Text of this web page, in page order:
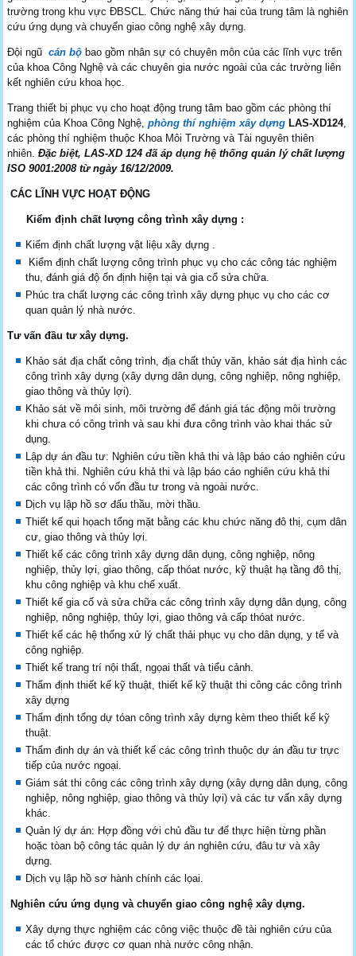
trường trong khu vực ĐBSCL. Chức năng thứ hai của trung tâm là nghiên
cứu ứng dụng và chuyển giao công nghệ xây dựng.
Đội ngũcán bộ bao gồm nhân sự có chuyên môn của các lĩnh vực trên
của khoa Công Nghệ và các chuyên gia nước ngoài của các trường liên
kết nghiên cứu khoa học.
Trang thiết bị phục vụ cho hoạt động trung tâm bao gồm các phòng thí
nghiệm của Khoa Công Nghệ,phòng thí nghiệm xây dựng LAS-XD124,
các phòng thí nghiệm thuộc Khoa Môi Trường và Tài nguyên thiên
nhiên.Đặc biệt, LAS-XD 124 đã áp dụng hệ thống quản lý chất lượng
ISO 9001:2008 từ ngày 16/12/2009.
CÁC LĨNH VỰC HOẠT ĐỘNG
Kiểm định chất lượng công trình xây dựng :
Kiểm định chất lượng vật liệu xây dựng .
Kiểm định chất lượng công trình phục vụ cho các công tác nghiệm
thu, đánh giá độ ổn định hiện tại và gia cố sửa chữa.
Phúc tra chất lượng các công trình xây dựng phục vụ cho các cơ
quan quản lý nhà nước.
Tư vấn đầu tư xây dựng.
Khảo sát địa chất công trình, địa chất thủy văn, khảo sát địa hình các
công trình xây dựng (xây dựng dân dụng, công nghiệp, nông nghiệp,
giao thông và thủy lợi).
Khảo sát về môi sinh, môi trường để đánh giá tác động môi trường
khi chưa có công trình và sau khi đưa công trình vào khai thác sử
dụng.
Lập dự án đầu tư: Nghiên cứu tiền khả thi và lập báo cáo nghiên cứu
tiền khả thi. Nghiên cứu khả thi và lập báo cáo nghiên cứu khả thi
các công trình có vốn đầu tư trong và ngoài nước.
Dịch vụ lập hồ sơ đấu thầu, mời thầu.
Thiết kế qui họach tổng mặt bằng các khu chức năng đô thị, cụm dân
cư, giao thông và thủy lợi.
Thiết kế các công trình xây dựng dân dụng, công nghiệp, nông
nghiệp, thủy lợi, giao thông, cấp thóat nước, kỹ thuật hạ tầng đô thị,
khu công nghiệp và khu chế xuất.
Thiết kế gia cố và sửa chữa các công trình xây dựng dân dụng, công
nghiệp, nông nghiệp, thủy lợi, giao thông và cấp thóat nước.
Thiết kế các hệ thống xử lý chất thải phục vụ cho dân dụng, y tế và
công nghiệp.
Thiết kế trang trí nội thất, ngọai thất và tiểu cảnh.
Thẩm định thiết kế kỹ thuật, thiết kế kỹ thuật thi công các công trình
xây dựng
Thẩm định tổng dự tóan công trình xây dựng kèm theo thiết kế kỹ
thuật.
Thẩm đinh dự án và thiết kế các công trình thuộc dự án đầu tư trực
tiếp của nước ngoại.
Giám sát thi công các công trình xây dựng (xây dựng dân dụng, công
nghiệp, nông nghiệp, giao thông và thủy lợi) và các tư vấn xây dựng
khác.
Quản lý dự án: Hợp đồng với chủ đầu tư để thực hiện từng phần
hoặc tòan bộ công tác quản lý dự án nghiên cứu, đâu tư và xây
dựng.
Dịch vụ lập hồ sơ hành chính các lọai.
Nghiên cứu ứng dụng và chuyển giao công nghệ xây dựng.
Xây dựng thực nghiệm các công việc thuộc đề tài nghiên cứu của
các tổ chức được cơ quan nhà nước công nhận.